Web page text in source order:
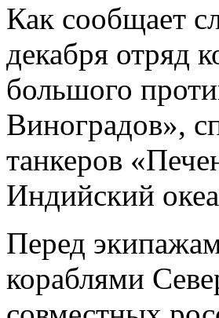
Как сообщает
декабря отряд
большого
Виноградов»,
танкеров
Индийский
Перед
кораблями